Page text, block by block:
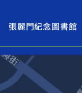
張麗門紀念圖書館